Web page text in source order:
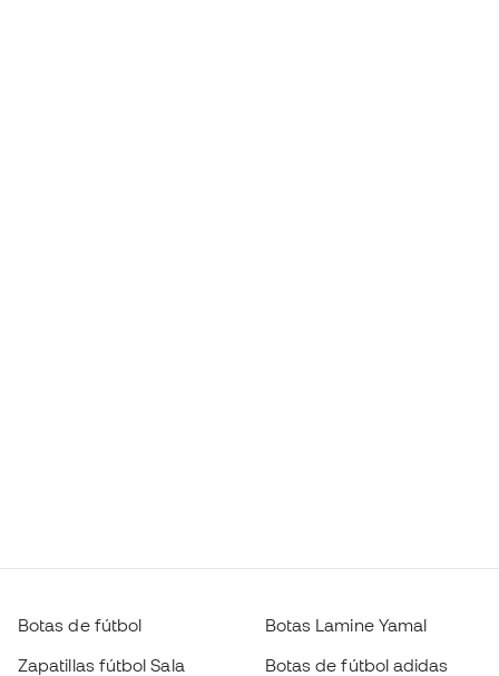
Botas de fútbol
Zapatillas fútbol Sala
Botas Lamine Yamal
Botas de fútbol adidas